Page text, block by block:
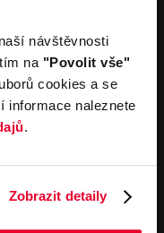
návštěvnosti
na "Povolit vše"
cookies a se
informace naleznete
.
Zobrazit detaily
Auto+ Poděbrady
vozy
odkazy
obchodní
pro online